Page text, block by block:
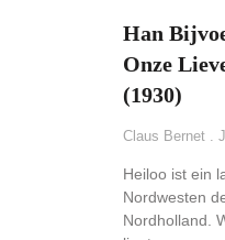
Han
Onze
(1930)
Claus Bernet
Heiloo ist ein
Nordwesten
Nordholland.